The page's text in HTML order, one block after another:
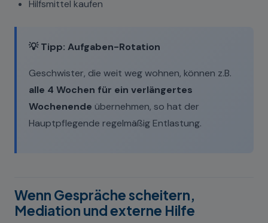
Hilfsmittel kaufen
💡 Tipp: Aufgaben-Rotation
Geschwister, die weit weg wohnen, können z.B.
alle 4 Wochen für ein verlängertes
Wochenende übernehmen, so hat der
Hauptpflegende regelmäßig Entlastung.
Wenn Gespräche scheitern,
Mediation und externe Hilfe